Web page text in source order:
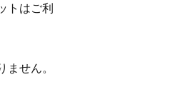
トはご利
せん。